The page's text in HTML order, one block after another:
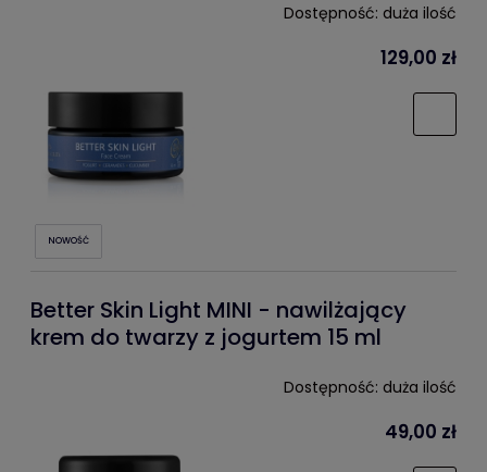
Dostępność: duża ilość
129,00 zł
NOWOŚĆ
Better Skin Light MINI - nawilżający
krem do twarzy z jogurtem 15 ml
Dostępność: duża ilość
49,00 zł